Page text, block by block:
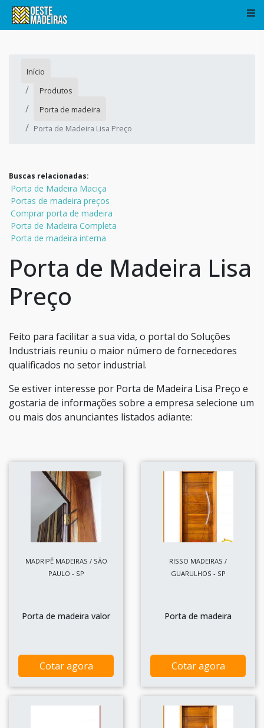
Início
Produtos
Porta de madeira
Porta de Madeira Lisa Preço
Buscas relacionadas:
Porta de Madeira Maciça
Portas de madeira preços
Comprar porta de madeira
Porta de Madeira Completa
Porta de madeira interna
Porta de Madeira Lisa
Preço
Feito para facilitar a sua vida, o portal do Soluções
Industriais reuniu o maior número de fornecedores
qualificados no setor industrial.
Se estiver interesse por Porta de Madeira Lisa Preço e
gostaria de informações sobre a empresa selecione um
ou mais dos anunciantes listados adiante:
MADRIPÊ MADEIRAS / SÃO
PAULO - SP
Porta de madeira valor
Cotar agora
RISSO MADEIRAS /
GUARULHOS - SP
Porta de madeira
Cotar agora